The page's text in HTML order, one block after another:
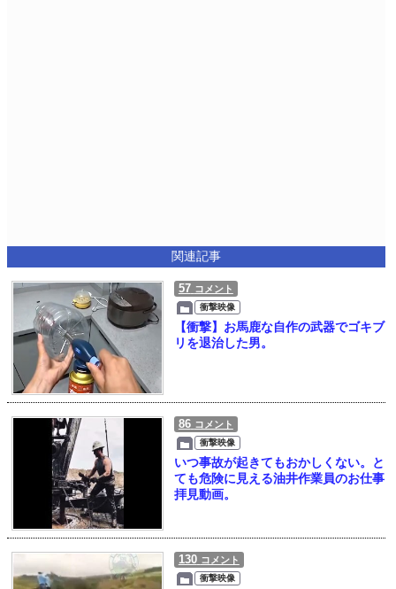
関連記事
57 コメント
衝撃映像
【衝撃】お馬鹿な自作の武器でゴキブ
リを退治した男。
86 コメント
衝撃映像
いつ事故が起きてもおかしくない。と
ても危険に見える油井作業員のお仕事
拝見動画。
130 コメント
衝撃映像